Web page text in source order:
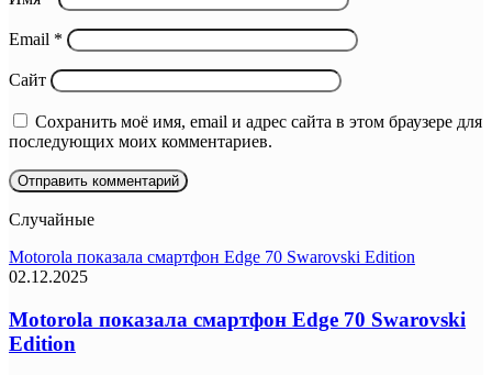
Email *
Сайт
Сохранить моё имя, email и адрес сайта в этом браузере для
последующих моих комментариев.
Случайные
Motorola показала смартфон Edge 70 Swarovski Edition
02.12.2025
Motorola показала смартфон Edge 70 Swarovski
Edition